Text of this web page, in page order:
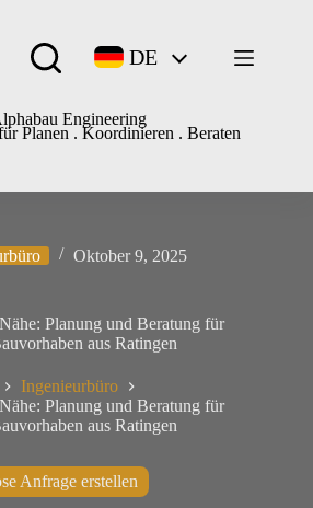
Engineering
Planen . Koordinieren . Beraten
DE
Oktober 9, 2025
Planung und Beratung für
aus Ratingen
Ingenieurbüro
Planung und Beratung für
aus Ratingen
Anfrage erstellen